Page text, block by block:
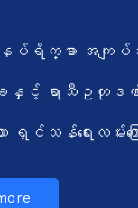
နပ်ရိက္ခာ အကျပ်
င့် ရာသီဥတုဒဏ်က
ရှင်သန်ရေးလမ်းကြောင်